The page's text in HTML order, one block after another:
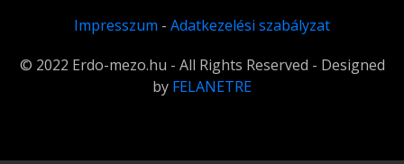
Impresszum - Adatkezelési szabályzat
© 2022 Erdo-mezo.hu - All Rights Reserved - Designed
by FELANETRE